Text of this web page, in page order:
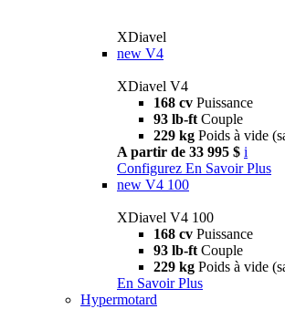
XDiavel
new V4
XDiavel V4
168 cv Puissance
93 lb-ft Couple
229 kg Poids à vide
A partir de 33 995 $ i
Configurez En Savoir Plus
new V4 100
XDiavel V4 100
168 cv Puissance
93 lb-ft Couple
229 kg Poids à vide
En Savoir Plus
Hypermotard